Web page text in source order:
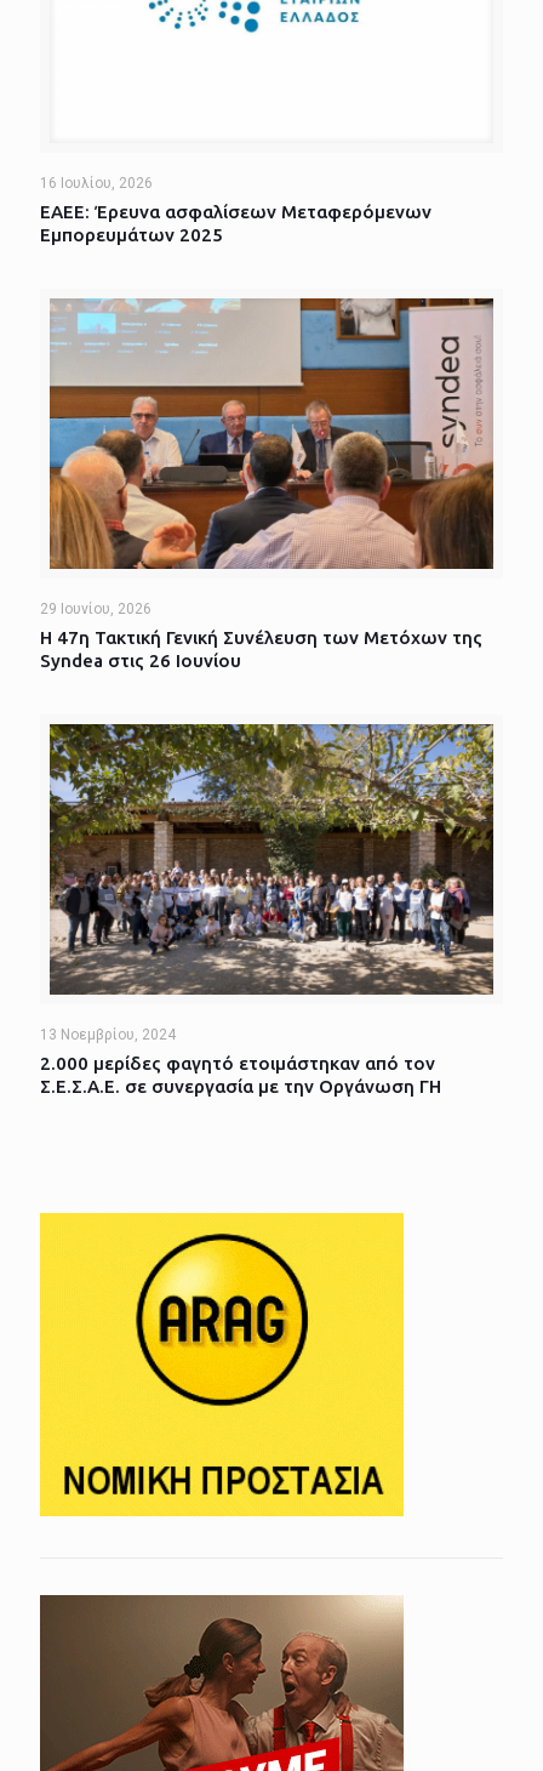
16 Ιουλίου, 2026
ΕΑΕΕ: Έρευνα ασφαλίσεων Μεταφερόμενων
Εμπορευμάτων 2025
29 Ιουνίου, 2026
Η 47η Τακτική Γενική Συνέλευση των Μετόχων της
Syndea στις 26 Ιουνίου
13 Νοεμβρίου, 2024
2.000 μερίδες φαγητό ετοιμάστηκαν από τον
Σ.Ε.Σ.Α.Ε. σε συνεργασία με την Οργάνωση ΓΗ